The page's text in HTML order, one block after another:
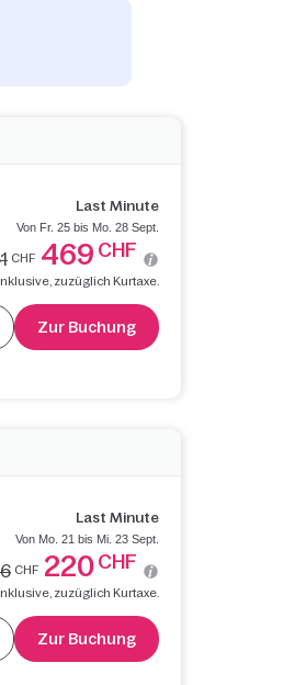
Last Minute
Von Fr. 25 bis Mo. 28 Sept.
CHF 469 CHF
zuzüglich Kurtaxe.
Zur Buchung
Last Minute
Von Mo. 21 bis Mi. 23 Sept.
CHF 220 CHF
zuzüglich Kurtaxe.
Zur Buchung